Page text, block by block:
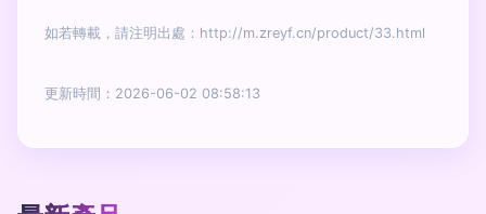
如若轉載，請注明出處：http://m.zreyf.cn/product/33.html
更新時間：2026-06-02 08:58:13